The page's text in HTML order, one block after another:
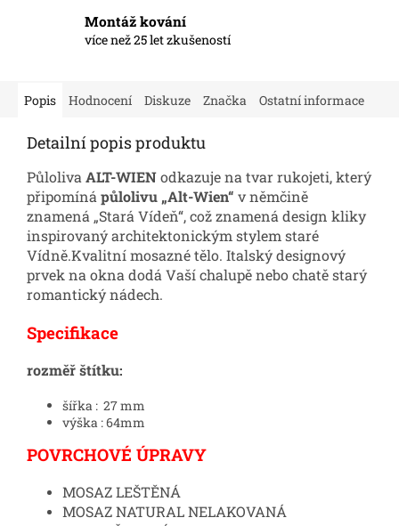
Montáž kování
více než 25 let zkušeností
Popis Hodnocení Diskuze Značka Ostatní informace
Detailní popis produktu
PůlolivaALT-WIENodkazuje na tvar rukojeti, který
připomínápůlolivu „Alt-Wien“ v němčině
znamená „Stará Vídeň“, což znamená design kliky
inspirovaný architektonickým stylem staré
Vídně.Kvalitní mosazné tělo. Italský designový
prvek na okna dodá Vaší chalupě nebo chatě starý
romantický nádech.
Specifikace
rozměř štítku:
šířka : 27 mm
výška : 64mm
POVRCHOVÉ ÚPRAVY
MOSAZ LEŠTĚNÁ
MOSAZ NATURAL NELAKOVANÁ